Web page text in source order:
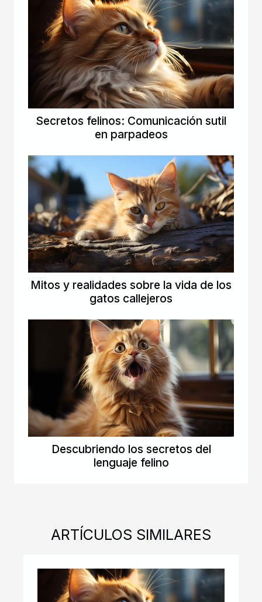
Secretos felinos: Comunicación sutil
en parpadeos
Mitos y realidades sobre la vida de los
gatos callejeros
Descubriendo los secretos del
lenguaje felino
ARTÍCULOS SIMILARES